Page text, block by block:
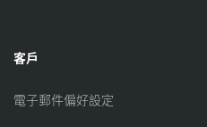
客戶
電子郵件偏好設定